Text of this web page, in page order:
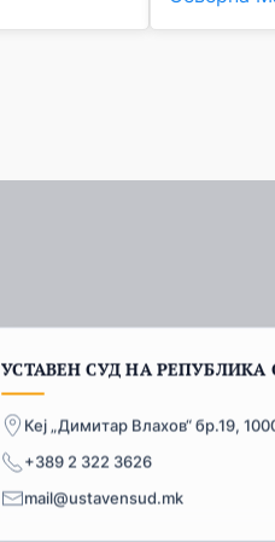
УСТАВЕН СУД НА
Кеј „Димитар Влахов“ бр.19,
+389 2 322 3626
mail@ustavensud.mk